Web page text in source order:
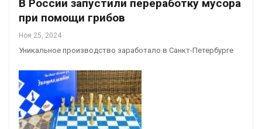
В России запустили переработку мусора
при помощи грибов
Ноя 25, 2024
Уникальное производство заработало в Санкт-Петербурге